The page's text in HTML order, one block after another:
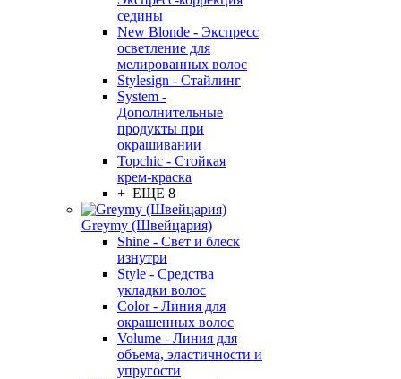
седины
New Blonde - Экспресс
осветление для
мелированных волос
Stylesign - Стайлинг
System -
Дополнительные
продукты при
окрашивании
Topchic - Стойкая
крем-краска
+ ЕЩЕ 8
Greymy (Швейцария)
Shine - Свет и блеск
изнутри
Style - Средства
укладки волос
Color - Линия для
окрашенных волос
Volume - Линия для
объема, эластичности и
упругости